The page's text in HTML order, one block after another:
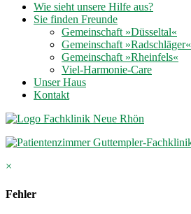
Wie sieht unsere Hilfe aus?
Sie finden Freunde
Gemeinschaft »Düsseltal«
Gemeinschaft »Radschläger«
Gemeinschaft »Rheinfels«
Viel-Harmonie-Care
Unser Haus
Kontakt
×
Fehler